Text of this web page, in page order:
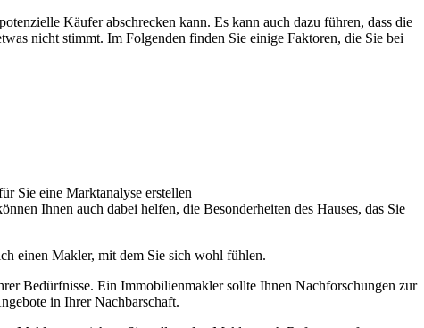
Käufer abschrecken kann. Es kann auch dazu führen, dass die
nicht stimmt. Im Folgenden finden Sie einige Faktoren, die Sie bei
Sie eine Marktanalyse erstellen
Ihnen auch dabei helfen, die Besonderheiten des Hauses, das Sie
einen Makler, mit dem Sie sich wohl fühlen.
Bedürfnisse. Ein Immobilienmakler sollte Ihnen Nachforschungen zur
in Ihrer Nachbarschaft.